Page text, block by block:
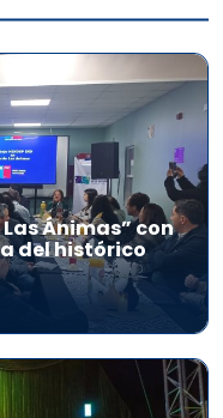
Ánimas” con
del histórico